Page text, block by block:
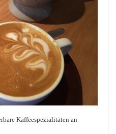
Kaffeespezialitäten an